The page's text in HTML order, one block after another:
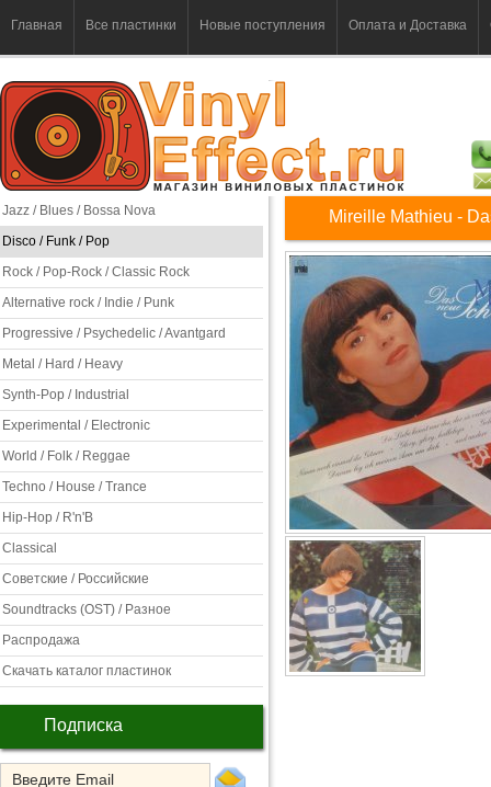
Главная Все пластинки Новые поступления Оплата и Доставка
Jazz / Blues / Bossa Nova
Disco / Funk / Pop
Rock / Pop-Rock / Classic Rock
Alternative rock / Indie / Punk
Progressive / Psychedelic / Avantgard
Metal / Hard / Heavy
Synth-Pop / Industrial
Experimental / Electronic
World / Folk / Reggae
Techno / House / Trance
Hip-Hop / R'n'B
Classical
Советские / Российские
Soundtracks (OST) / Разное
Распродажа
Скачать каталог пластинок
Подписка
Mireille Mathieu -